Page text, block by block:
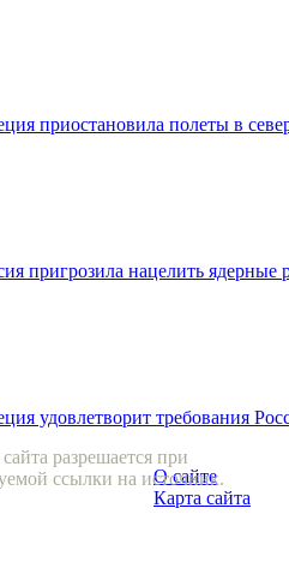
приостановила полеты в
пригрозила нацелить ядерные
удовлетворит требования
разрешается при
ссылки на источник.
О сайте
Карта сайта